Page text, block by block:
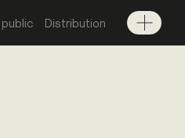
Distribution
Menu